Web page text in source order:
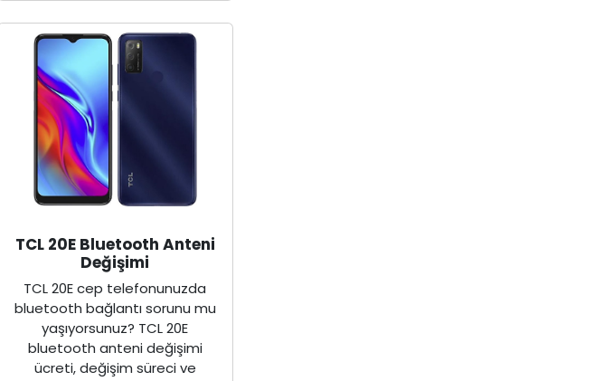
TCL 20E Bluetooth Anteni
Değişimi
TCL 20E cep telefonunuzda
bluetooth bağlantı sorunu mu
yaşıyorsunuz? TCL 20E
bluetooth anteni değişimi
ücreti, değişim süreci ve